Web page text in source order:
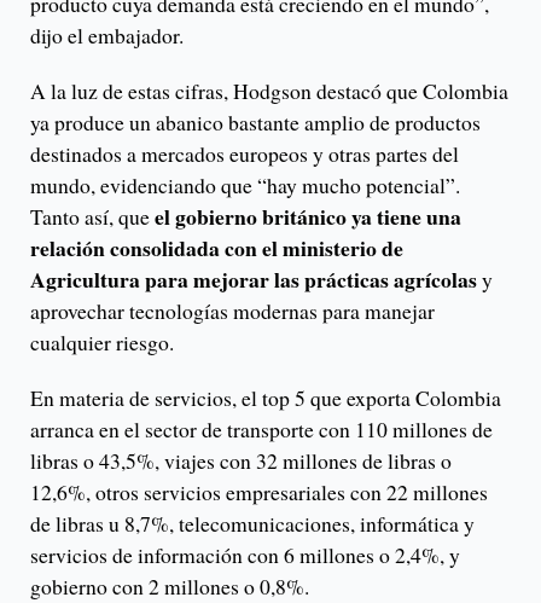
dijo el embajador.
A la luz de estas cifras, Hodgson destacó que Colombia
ya produce un abanico bastante amplio de productos
destinados a mercados europeos y otras partes del
mundo, evidenciando que “hay mucho potencial”.
Tanto así, queel gobierno británico ya tiene una
relación consolidada con el ministerio de
Agricultura para mejorar las prácticas agrícolasy
aprovechar tecnologías modernas para manejar
cualquier riesgo.
En materia de servicios, el top 5 que exporta Colombia
arranca en el sector de transporte con 110 millones de
libras o 43,5%, viajes con 32 millones de libras o
12,6%, otros servicios empresariales con 22 millones
de libras u 8,7%, telecomunicaciones, informática y
servicios de información con 6 millones o 2,4%, y
gobierno con 2 millones o 0,8%.